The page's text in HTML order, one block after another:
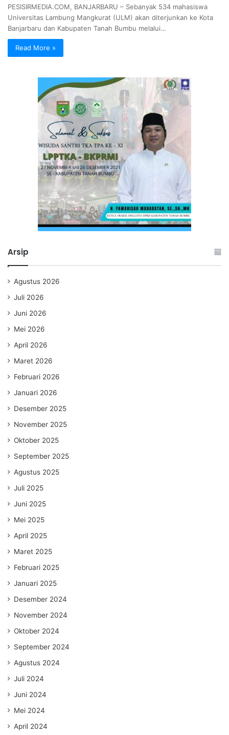
PESISIRMEDIA.COM, BANJARBARU – Sebanyak 534 mahasiswa
Universitas Lambung Mangkurat (ULM) akan diterjunkan ke Kota
Banjarbaru dan Kabupaten Tanah Bumbu melalui…
Read More »
Arsip
Agustus 2026
Juli 2026
Juni 2026
Mei 2026
April 2026
Maret 2026
Februari 2026
Januari 2026
Desember 2025
November 2025
Oktober 2025
September 2025
Agustus 2025
Juli 2025
Juni 2025
Mei 2025
April 2025
Maret 2025
Februari 2025
Januari 2025
Desember 2024
November 2024
Oktober 2024
September 2024
Agustus 2024
Juli 2024
Juni 2024
Mei 2024
April 2024